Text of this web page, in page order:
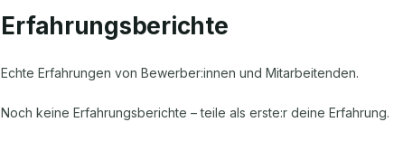
Erfahrungsberichte
Echte Erfahrungen von Bewerber:innen und Mitarbeitenden.
Noch keine Erfahrungsberichte – teile als erste:r deine Erfahrung.